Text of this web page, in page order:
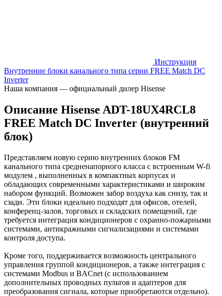
Инструкция
Внутренние блоки канального типа серии FREE Match DC
Inverter
Наша компания — официальный дилер Hisense
Описание Hisense ADT-18UX4RCL8
FREE Match DC Inverter (внутренний
блок)
Представляем новую серию внутренних блоков FM
канального типа средненапорного класса с встроенным W-fi
модулем , выполненных в компактных корпусах и
обладающих современными характеристиками и широким
набором функций. Возможен забор воздуха как снизу, так и
сзади. Эти блоки идеально подходят для офисов, отелей,
конференц-залов, торговых и складских помещений, где
требуется интеграция кондиционеров с охранно-пожарными
системами, антикражными сигнализациями и системами
контроля доступа.
Кроме того, поддерживается возможность центрального
управления группой кондиционеров, а также интеграция с
системами Modbus и BACnet (с использованием
дополнительных проводных пультов и адаптеров для
преобразования сигнала, которые приобретаются отдельно).